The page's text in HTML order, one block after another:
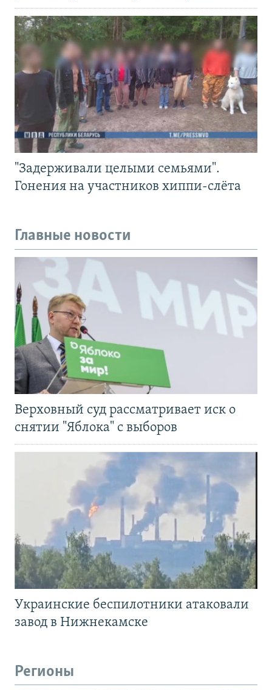
"Задерживали целыми семьями".
Гонения на участников хиппи-слёта
Главные новости
Верховный суд рассматривает иск о
снятии "Яблока" с выборов
Украинские беспилотники атаковали
завод в Нижнекамске
Регионы